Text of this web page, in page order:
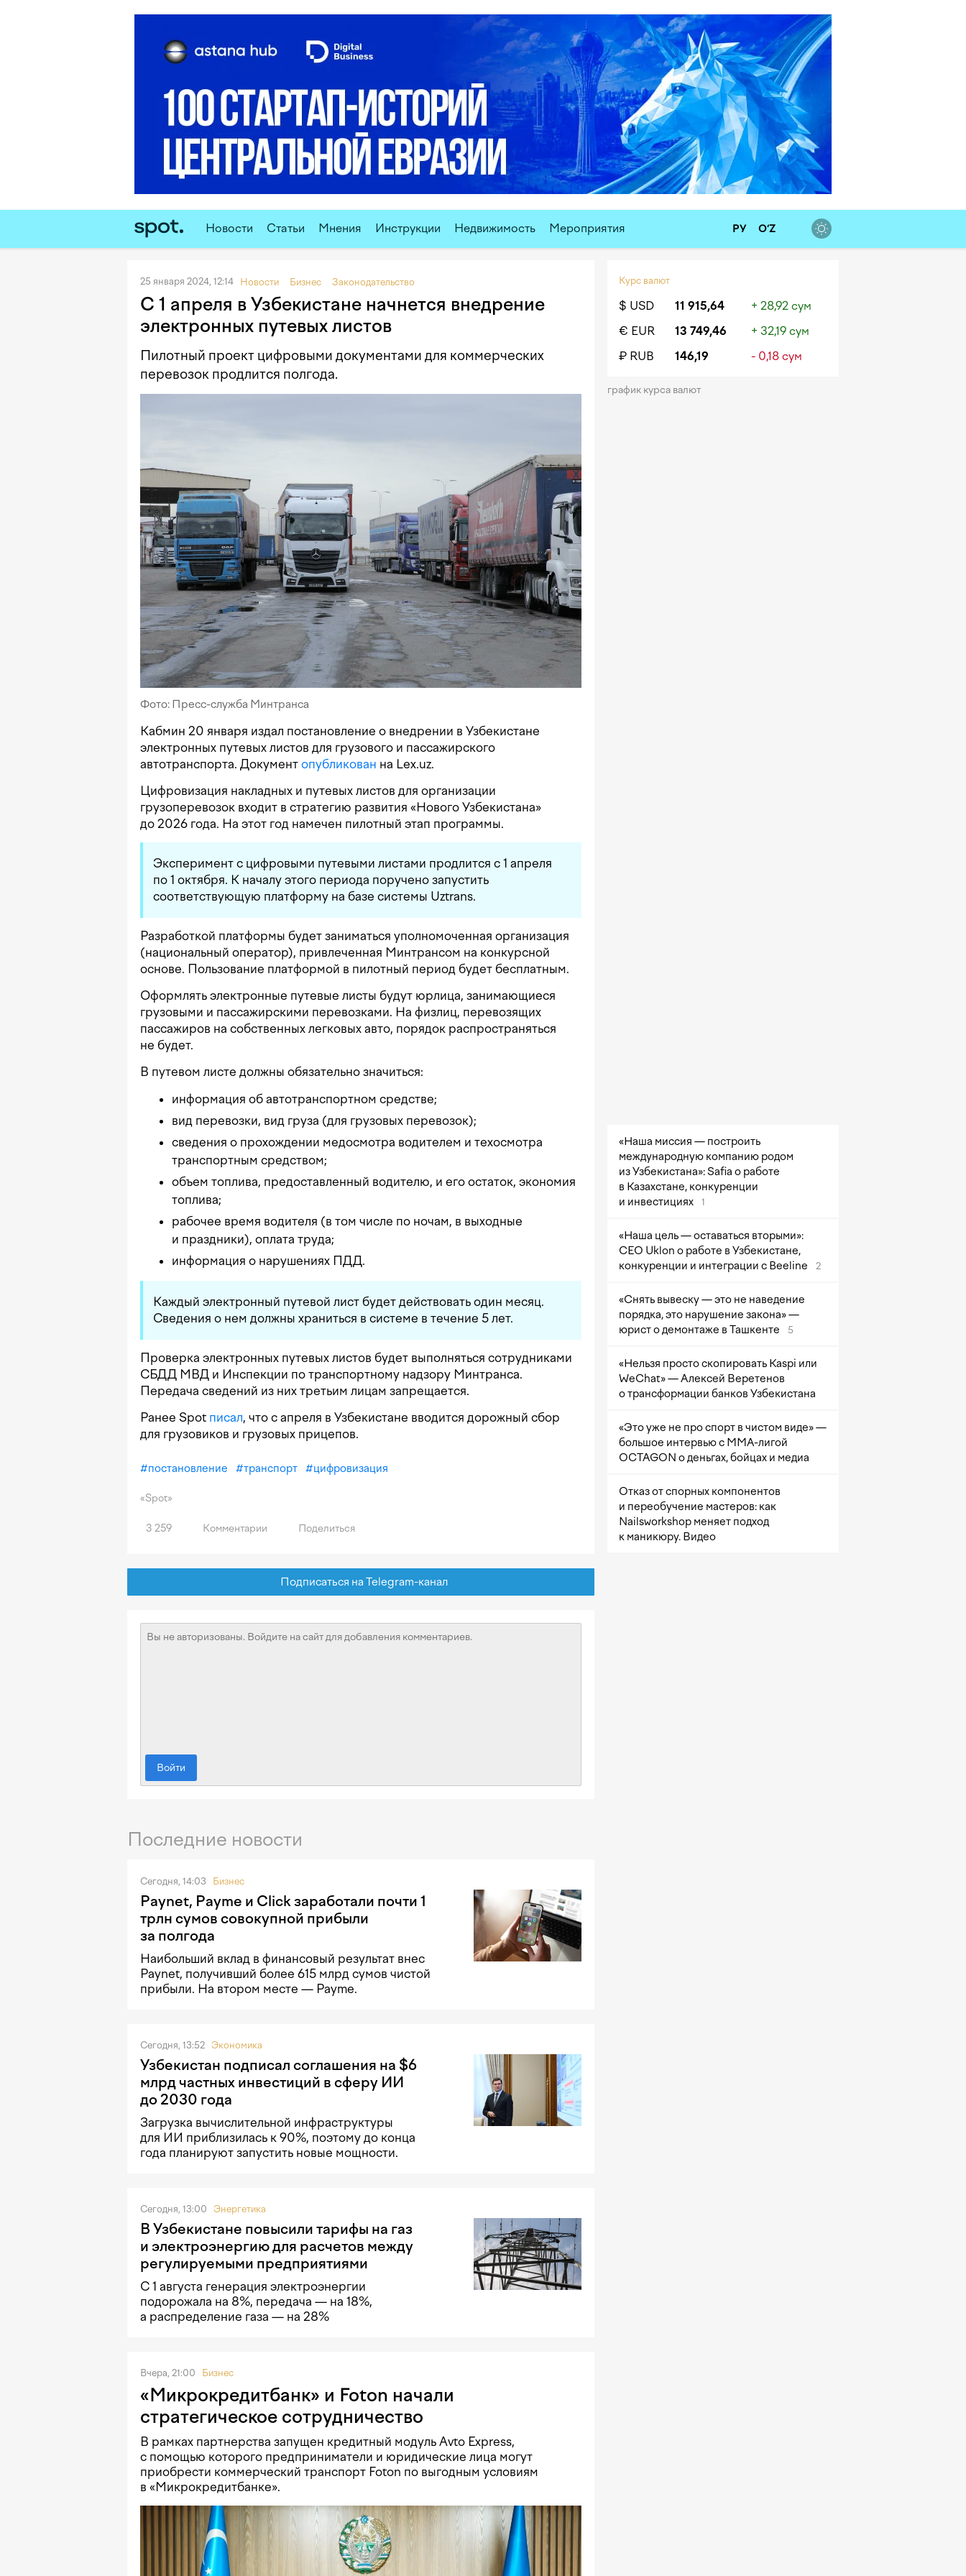
Новости Статьи Мнения Инструкции Недвижимость Мероприятия РУ O‘Z
25 января 2024, 12:14 Новости Бизнес Законодательство
С 1 апреля в Узбекистане начнется внедрение
электронных путевых листов
Пилотный проект цифровыми документами для коммерческих
перевозок продлится полгода.
Фото: Пресс-служба Минтранса
Кабмин 20 января издал постановление о внедрении в Узбекистане
электронных путевых листов для грузового и пассажирского
автотранспорта. Документ опубликован на Lex.uz.
Цифровизация накладных и путевых листов для организации
грузоперевозок входит в стратегию развития «Нового Узбекистана»
до 2026 года. На этот год намечен пилотный этап программы.
Эксперимент с цифровыми путевыми листами продлится с 1 апреля
по 1 октября. К началу этого периода поручено запустить
соответствующую платформу на базе системы Uztrans.
Разработкой платформы будет заниматься уполномоченная организация
(национальный оператор), привлеченная Минтрансом на конкурсной
основе. Пользование платформой в пилотный период будет бесплатным.
Оформлять электронные путевые листы будут юрлица, занимающиеся
грузовыми и пассажирскими перевозками. На физлиц, перевозящих
пассажиров на собственных легковых авто, порядок распространяться
не будет.
В путевом листе должны обязательно значиться:
информация об автотранспортном средстве;
вид перевозки, вид груза (для грузовых перевозок);
сведения о прохождении медосмотра водителем и техосмотра
транспортным средством;
объем топлива, предоставленный водителю, и его остаток, экономия
топлива;
рабочее время водителя (в том числе по ночам, в выходные
и праздники), оплата труда;
информация о нарушениях ПДД.
Каждый электронный путевой лист будет действовать один месяц.
Сведения о нем должны храниться в системе в течение 5 лет.
Проверка электронных путевых листов будет выполняться сотрудниками
СБДД МВД и Инспекции по транспортному надзору Минтранса.
Передача сведений из них третьим лицам запрещается.
Ранее Spot писал, что с апреля в Узбекистане вводится дорожный сбор
для грузовиков и грузовых прицепов.
#постановление #транспорт #цифровизация
«Spot»
3 259 Комментарии Поделиться
Подписаться на Telegram-канал
Войти
Последние новости
Сегодня, 14:03 Бизнес
Paynet, Payme и Click заработали почти 1
трлн сумов совокупной прибыли
за полгода
Наибольший вклад в финансовый результат внес
Paynet, получивший более 615 млрд сумов чистой
прибыли. На втором месте — Payme.
Сегодня, 13:52 Экономика
Узбекистан подписал соглашения на $6
млрд частных инвестиций в сферу ИИ
до 2030 года
Загрузка вычислительной инфраструктуры
для ИИ приблизилась к 90%, поэтому до конца
года планируют запустить новые мощности.
Сегодня, 13:00 Энергетика
В Узбекистане повысили тарифы на газ
и электроэнергию для расчетов между
регулируемыми предприятиями
С 1 августа генерация электроэнергии
подорожала на 8%, передача — на 18%,
а распределение газа — на 28%
Вчера, 21:00 Бизнес
«Микрокредитбанк» и Foton начали
стратегическое сотрудничество
В рамках партнерства запущен кредитный модуль Avto Express,
с помощью которого предприниматели и юридические лица могут
приобрести коммерческий транспорт Foton по выгодным условиям
в «Микрокредитбанке».
Курс валют
$ USD 11 915,64
+ 28,92 сум
€ EUR
13 749,46
+ 32,19 сум
₽ RUB
146,19 - 0,18 сум
график курса валют
«Наша миссия — построить
международную компанию родом
из Узбекистана»: Safia о работе
в Казахстане, конкуренции
и инвестициях
1
«Наша цель — оставаться вторыми»:
CEO Uklon о работе в Узбекистане,
конкуренции и интеграции с Beeline
2
«Снять вывеску — это не наведение
порядка, это нарушение закона» —
юрист о демонтаже в Ташкенте
5
«Нельзя просто скопировать Kaspi или
WeChat» — Алексей Веретенов
о трансформации банков Узбекистана
«Это уже не про спорт в чистом виде» —
большое интервью с ММА-лигой
OCTAGON о деньгах, бойцах и медиа
Отказ от спорных компонентов
и переобучение мастеров: как
Nailsworkshop меняет подход
к маникюру. Видео